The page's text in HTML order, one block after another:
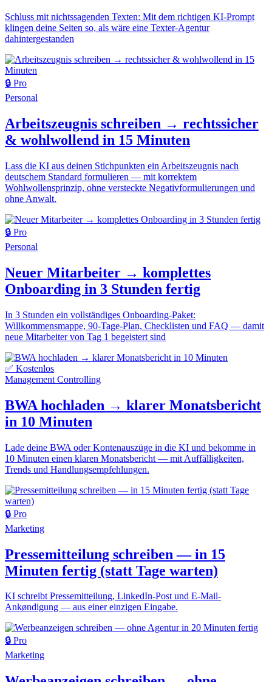
Schluss mit nichtssagenden Texten: Mit dem richtigen KI-Prompt
klingen deine Seiten so, als wäre eine Texter-Agentur
dahintergestanden
🔒 Pro
Personal
Arbeitszeugnis schreiben → rechtssicher
& wohlwollend in 15 Minuten
Lass die KI aus deinen Stichpunkten ein Arbeitszeugnis nach
deutschem Standard formulieren — mit korrektem
Wohlwollensprinzip, ohne versteckte Negativformulierungen und
ohne Anwalt.
🔒 Pro
Personal
Neuer Mitarbeiter → komplettes
Onboarding in 3 Stunden fertig
In 3 Stunden ein vollständiges Onboarding-Paket:
Willkommensmappe, 90-Tage-Plan, Checklisten und FAQ — damit
neue Mitarbeiter von Tag 1 begeistert sind
✅ Kostenlos
Management Controlling
BWA hochladen → klarer Monatsbericht
in 10 Minuten
Lade deine BWA oder Kontenauszüge in die KI und bekomme in
10 Minuten einen klaren Monatsbericht — mit Auffälligkeiten,
Trends und Handlungsempfehlungen.
🔒 Pro
Marketing
Pressemitteilung schreiben — in 15
Minuten fertig (statt Tage warten)
KI schreibt Pressemitteilung, LinkedIn-Post und E-Mail-
Ankøndigung — aus einer einzigen Eingabe.
🔒 Pro
Marketing